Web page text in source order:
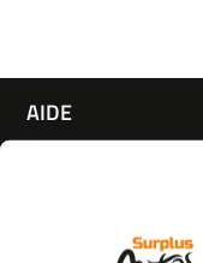
AIDE
Espace pro